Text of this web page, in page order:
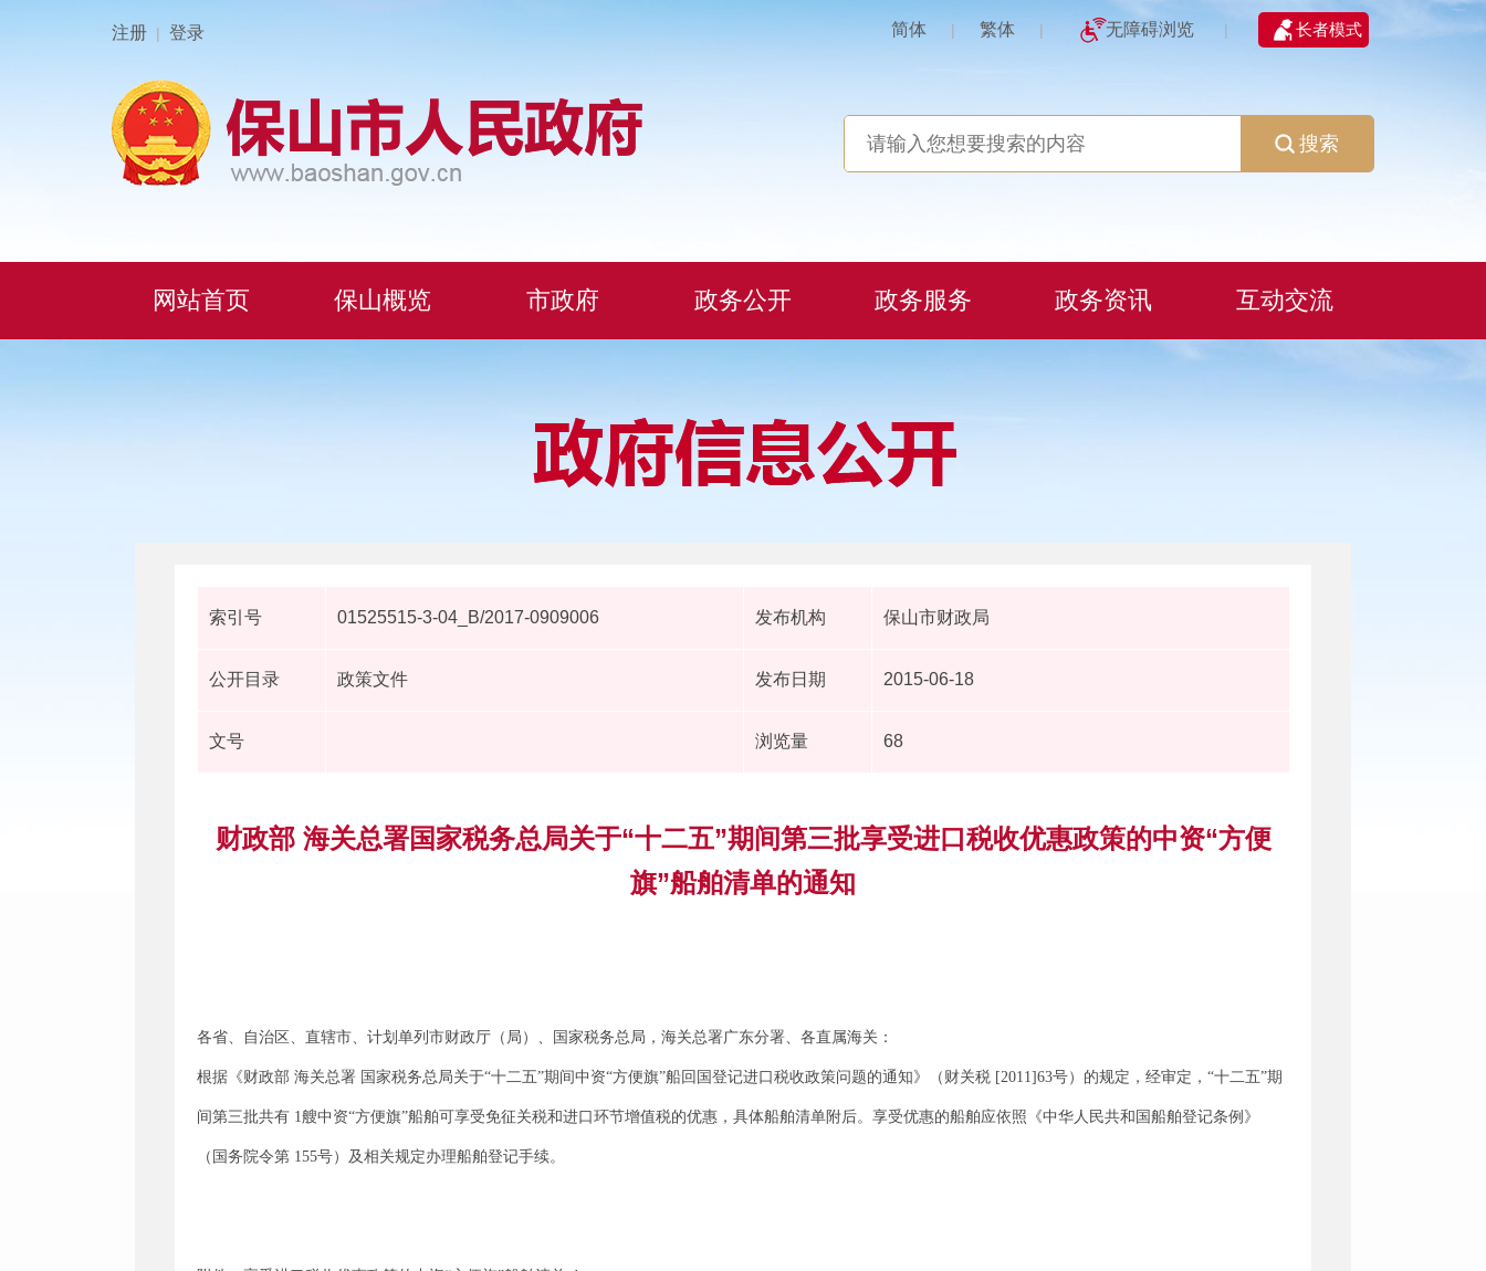
注册 | 登录 简体 | 繁体 | 无障碍浏览 | 长者模式
搜索
网站首页 保山概览 市政府 政务公开 政务服务 政务资讯 互动交流
索引号 01525515-3-04_B/2017-0909006 发布机构 保山市财政局
公开目录 政策文件 发布日期 2015-06-18
文号 浏览量 68
财政部 海关总署国家税务总局关于“十二五”期间第三批享受进口税收优惠政策的中资“方便
旗”船舶清单的通知
各省、自治区、直辖市、计划单列市财政厅（局）、国家税务总局，海关总署广东分署、各直属海关：
根据《财政部 海关总署 国家税务总局关于“十二五”期间中资“方便旗”船回国登记进口税收政策问题的通知》（财关税 [2011]63号）的规定，经审定，“十二五”期
间第三批共有 1艘中资“方便旗”船舶可享受免征关税和进口环节增值税的优惠，具体船舶清单附后。享受优惠的船舶应依照《中华人民共和国船舶登记条例》
（国务院令第 155号）及相关规定办理船舶登记手续。